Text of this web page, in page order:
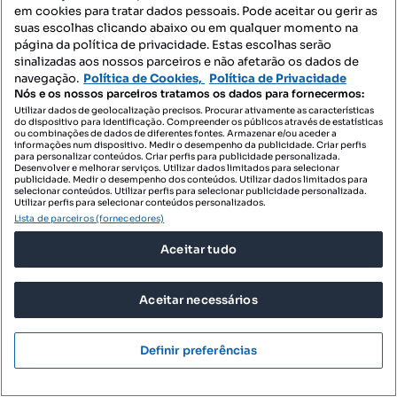
em cookies para tratar dados pessoais. Pode aceitar ou gerir as
suas escolhas clicando abaixo ou em qualquer momento na
página da política de privacidade. Estas escolhas serão
sinalizadas aos nossos parceiros e não afetarão os dados de
navegação. Política de Cookies, Política de Privacidade
Nós e os nossos parceiros tratamos os dados para fornecermos:
Utilizar dados de geolocalização precisos. Procurar ativamente as características
do dispositivo para identificação. Compreender os públicos através de estatísticas
ou combinações de dados de diferentes fontes. Armazenar e/ou aceder a
informações num dispositivo. Medir o desempenho da publicidade. Criar perfis
para personalizar conteúdos. Criar perfis para publicidade personalizada.
Desenvolver e melhorar serviços. Utilizar dados limitados para selecionar
publicidade. Medir o desempenho dos conteúdos. Utilizar dados limitados para
selecionar conteúdos. Utilizar perfis para selecionar publicidade personalizada.
Utilizar perfis para selecionar conteúdos personalizados.
Lista de parceiros (fornecedores)
Aceitar tudo
Aceitar necessários
Definir preferências